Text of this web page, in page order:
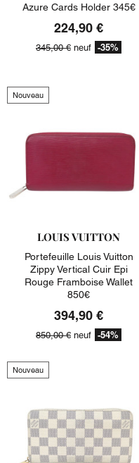
Azure Cards Holder 345€
224,90 €
345,00 € neuf -35%
Nouveau
LOUIS VUITTON
Portefeuille Louis Vuitton
Zippy Vertical Cuir Epi
Rouge Framboise Wallet
850€
394,90 €
850,00 € neuf -54%
Nouveau